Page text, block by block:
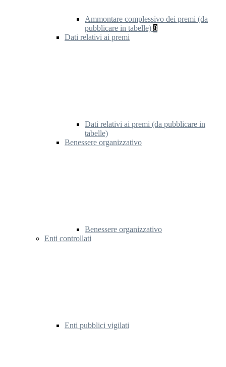
Ammontare complessivo dei premi (da
pubblicare in tabelle) 8
Dati relativi ai premi
Dati relativi ai premi (da pubblicare in
tabelle)
Benessere organizzativo
Benessere organizzativo
Enti controllati
Enti pubblici vigilati